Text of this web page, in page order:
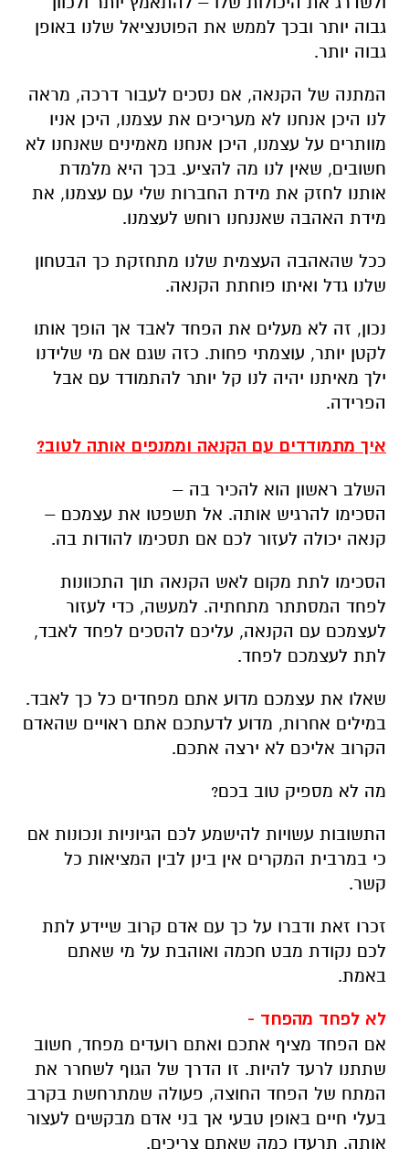
גבוה יותר ובכך לממש את הפוטנציאל שלנו באופן
גבוה יותר.
המתנה של הקנאה, אם נסכים לעבור דרכה, מראה
לנו היכן אנחנו לא מעריכים את עצמנו, היכן אניו
מוותרים על עצמנו, היכן אנחנו מאמינים שאנחנו לא
חשובים, שאין לנו מה להציע. בכך היא מלמדת
אותנו לחזק את מידת החברות שלי עם עצמנו, את
מידת האהבה שאננחנו רוחש לעצמנו.
ככל שהאהבה העצמית שלנו מתחזקת כך הבטחון
שלנו גדל ואיתו פוחתת הקנאה.
נכון, זה לא מעלים את הפחד לאבד אך הופך אותו
לקטן יותר, עוצמתי פחות. כזה שגם אם מי שלידנו
ילך מאיתנו יהיה לנו קל יותר להתמודד עם אבל
הפרידה.
איך מתמודדים עם הקנאה וממנפים אותה לטוב?
השלב ראשון הוא להכיר בה –
הסכימו להרגיש אותה. אל תשפטו את עצמכם –
קנאה יכולה לעזור לכם אם תסכימו להודות בה.
הסכימו לתת מקום לאש הקנאה תוך התכוונות
לפחד המסתתר מתחתיה. למעשה, כדי לעזור
לעצמכם עם הקנאה, עליכם להסכים לפחד לאבד,
לתת לעצמכם לפחד.
שאלו את עצמכם מדוע אתם מפחדים כל כך לאבד.
במילים אחרות, מדוע לדעתכם אתם ראויים שהאדם
הקרוב אליכם לא ירצה אתכם.
מה לא מספיק טוב בכם?
התשובות עשויות להישמע לכם הגיוניות ונכונות אם
כי במרבית המקרים אין בינן לבין המציאות כל
קשר.
זכרו זאת ודברו על כך עם אדם קרוב שיידע לתת
לכם נקודת מבט חכמה ואוהבת על מי שאתם
באמת.
לא לפחד מהפחד -
אם הפחד מציף אתכם ואתם רועדים מפחד, חשוב
שתתנו לרעד להיות. זו הדרך של הגוף לשחרר את
המתח של הפחד החוצה, פעולה שמתרחשת בקרב
בעלי חיים באופן טבעי אך בני אדם מבקשים לעצור
אותה. תרעדו כמה שאתם צריכים.